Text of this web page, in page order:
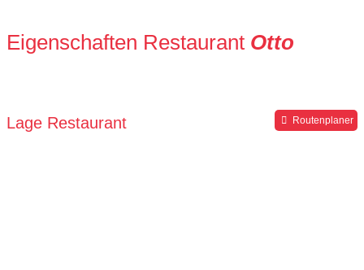
Eigenschaften Restaurant Otto
Lage Restaurant Routenplaner